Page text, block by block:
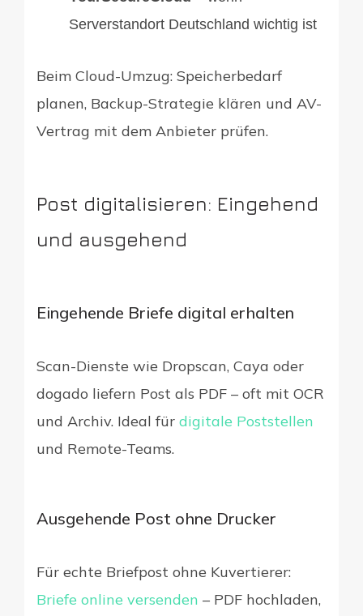
Serverstandort Deutschland wichtig ist
Beim Cloud-Umzug: Speicherbedarf
planen, Backup-Strategie klären und AV-
Vertrag mit dem Anbieter prüfen.
Post digitalisieren: Eingehend
und ausgehend
Eingehende Briefe digital erhalten
Scan-Dienste wie Dropscan, Caya oder
dogado liefern Post als PDF – oft mit OCR
und Archiv. Ideal für digitale Poststellen
und Remote-Teams.
Ausgehende Post ohne Drucker
Für echte Briefpost ohne Kuvertierer:
Briefe online versenden – PDF hochladen,